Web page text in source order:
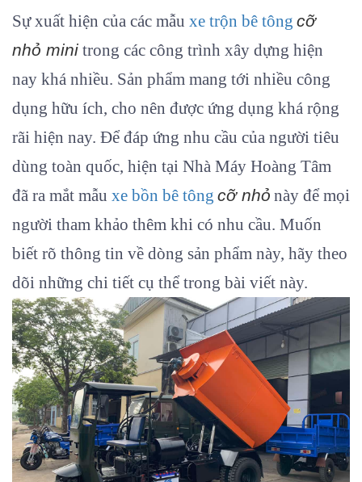
Sự xuất hiện của các mẫu xe trộn bê tông cỡ
nhỏ mini trong các công trình xây dựng hiện
nay khá nhiều. Sản phẩm mang tới nhiều công
dụng hữu ích, cho nên được ứng dụng khá rộng
rãi hiện nay. Để đáp ứng nhu cầu của người tiêu
dùng toàn quốc, hiện tại Nhà Máy Hoàng Tâm
đã ra mắt mẫu xe bồn bê tông cỡ nhỏ này để mọi
người tham khảo thêm khi có nhu cầu. Muốn
biết rõ thông tin về dòng sản phẩm này, hãy theo
dõi những chi tiết cụ thể trong bài viết này.